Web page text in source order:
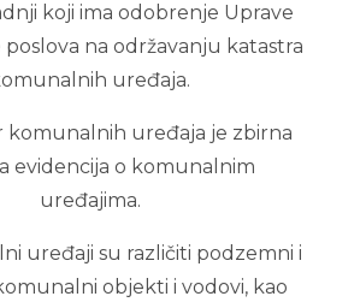
koji ima odobrenje Uprave
poslova na održavanju katastra
uređaja.
komunalnih uređaja je zbirna
evidencija o komunalnim
uređajima.
uređaji su različiti podzemni i
objekti i vodovi, kao